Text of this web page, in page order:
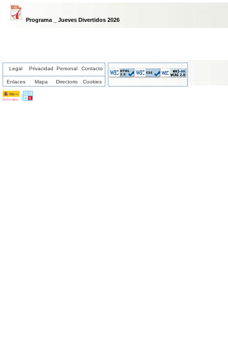
Programa _ Jueves Divertidos 2026
Legal Privacidad Personal Contacto
Enlaces Mapa Directorio Cookies